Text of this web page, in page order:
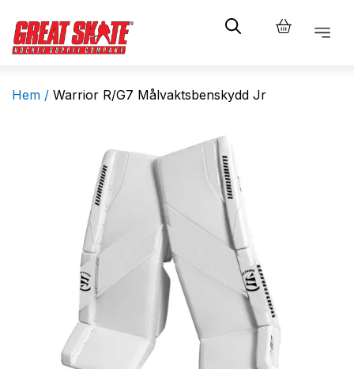
Hem / Warrior R/G7 Målvaktsbenskydd Jr